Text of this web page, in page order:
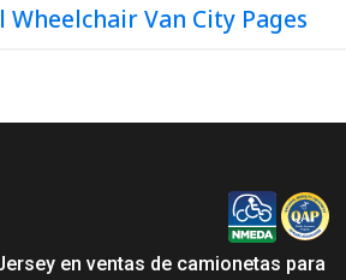
Wheelchair Van City Pages
en ventas de camionetas para